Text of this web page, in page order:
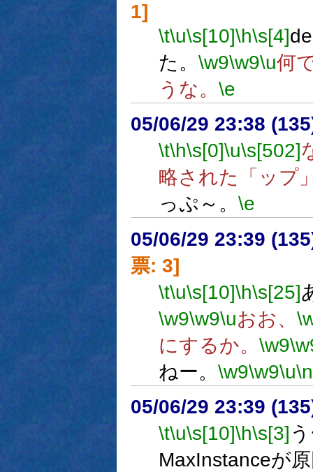
1]
\t\u\s[10]\h\s[4]
た。 \w9\w9\u何
うな。 \e
05/06/29 23:38
\t\h\s[0]\u\s[502]
略された「ップ
っぷ～。 \e
05/06/29 23:39
票: 3]
\t\u\s[10]\h\s[25]
\w9\w9\uおお、
にするか。 \w9
ねー。 \w9\w9\u\n
05/06/29 23:39
\t\u\s[10]\h\s[3]
MaxInstanceが